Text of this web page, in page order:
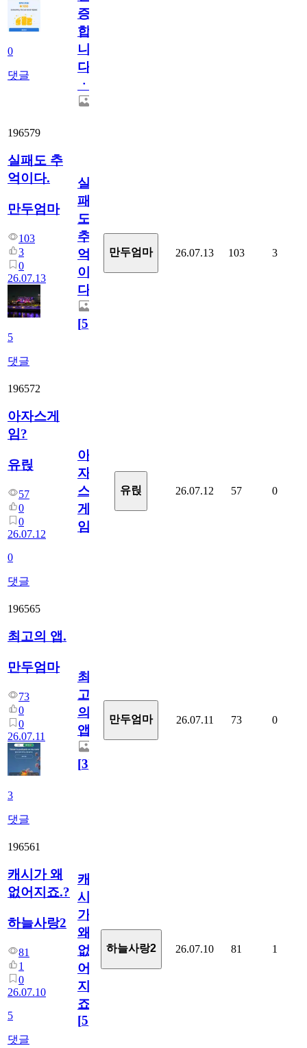
0
댓글
증
합
니
다
ㆍ
196579
실패도 추
억이다.
만두엄마
103
3
0
26.07.13
5
댓글
실
패
도
추
억
이
다.
[5]
만두엄마 26.07.13 103 3
196572
아자스게
임?
유릱
57
0
0
26.07.12
0
댓글
아
자
스
게
임?
유릱 26.07.12 57 0
196565
최고의 앱.
만두엄마
73
0
0
26.07.11
3
댓글
최
고
의
앱.
[3]
만두엄마 26.07.11 73 0
196561
캐시가 왜
없어지죠.?
하늘사랑2
81
1
0
26.07.10
5
댓글
캐
시
가
왜
없
어
지
죠.?
[5]
하늘사랑2 26.07.10 81 1